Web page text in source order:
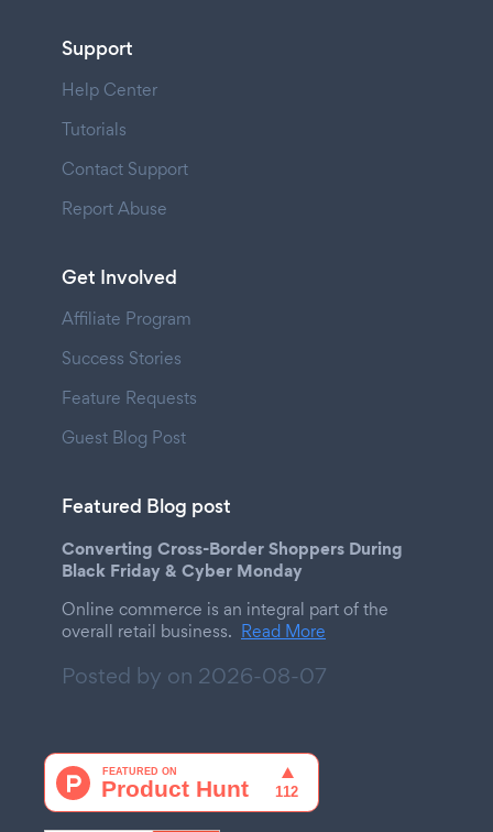
Support
Help Center
Tutorials
Contact Support
Report Abuse
Get Involved
Affiliate Program
Success Stories
Feature Requests
Guest Blog Post
Featured Blog post
Converting Cross-Border Shoppers During
Black Friday & Cyber Monday
Online commerce is an integral part of the
overall retail business. Read More
Posted by on 2026-08-07